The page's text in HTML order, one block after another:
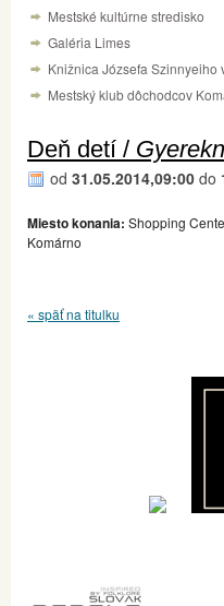
Mestské kultúrne stredisko
Galéria Limes
Knižnica Józsefa Szinnyeiho
Mestský klub dôchodcov
Deň detí /
od 31.05.2014,09:00 do
Miesto konania: Shopping
Komárno
« späť na titulku